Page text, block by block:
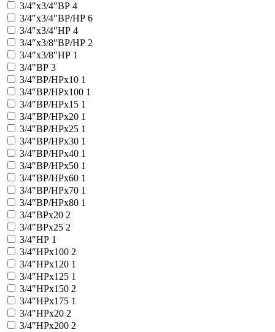
3/4″x3/4″ВР 4
3/4″x3/4″ВР/НР 6
3/4″x3/4″НР 4
3/4″x3/8″ВР/НР 2
3/4″x3/8″НР 1
3/4″ВР 3
3/4″ВР/НРx10 1
3/4″ВР/НРx100 1
3/4″ВР/НРx15 1
3/4″ВР/НРx20 1
3/4″ВР/НРx25 1
3/4″ВР/НРx30 1
3/4″ВР/НРx40 1
3/4″ВР/НРx50 1
3/4″ВР/НРx60 1
3/4″ВР/НРx70 1
3/4″ВР/НРx80 1
3/4″ВРx20 2
3/4″ВРx25 2
3/4″НР 1
3/4″НРx100 2
3/4″НРx120 1
3/4″НРx125 1
3/4″НРx150 2
3/4″НРx175 1
3/4″НРx20 2
3/4″НРx200 2